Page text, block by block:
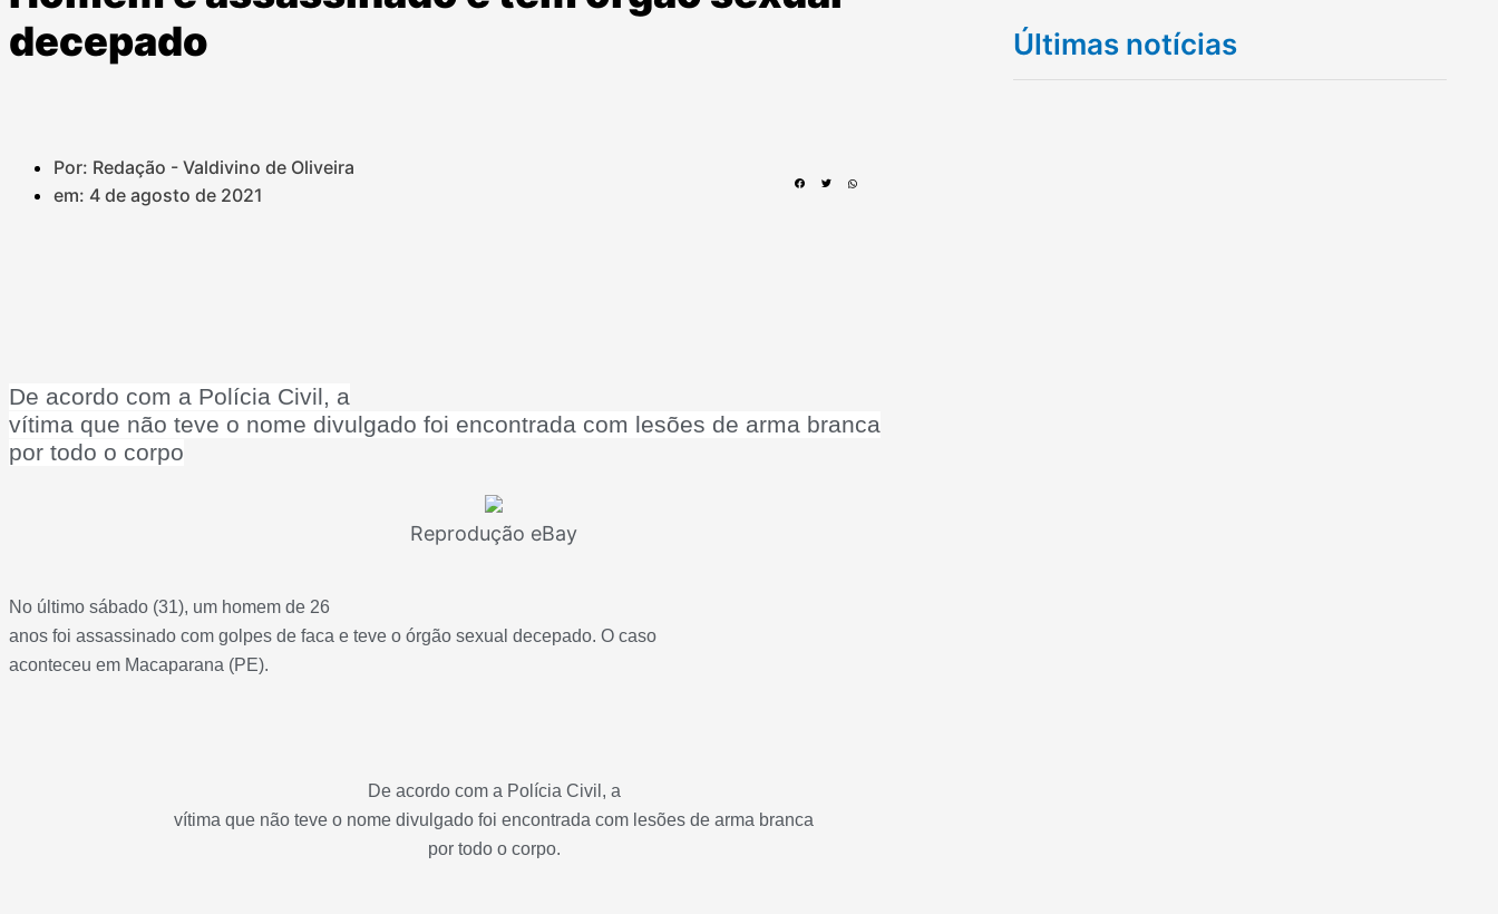
decepado
Por: Redação - Valdivino de Oliveira
em: 4 de agosto de 2021
De acordo com a Polícia Civil, a
vítima que não teve o nome divulgado foi encontrada com lesões de arma branca
por todo o corpo
Reprodução eBay
No último sábado (31), um homem de 26
anos foi assassinado com golpes de faca e teve o órgão sexual decepado. O caso
aconteceu em Macaparana (PE).
De acordo com a Polícia Civil, a
vítima que não teve o nome divulgado foi encontrada com lesões de arma branca
por todo o corpo.
Últimas notícias